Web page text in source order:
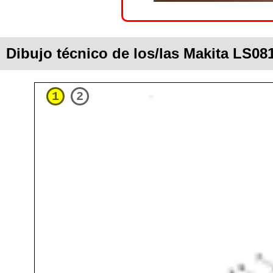
Dibujo técnico de los/las Makita
1 2